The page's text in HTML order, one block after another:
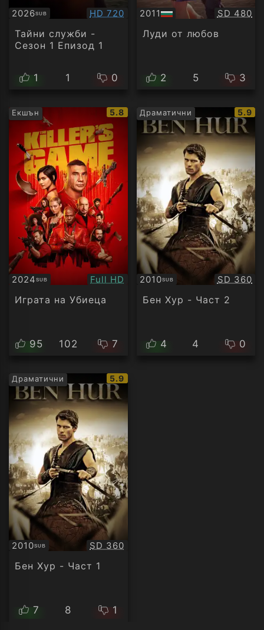
2026SUB
Субтитри Качество:
HD 720
Тайни служби -
Сезон 1 Епизод 1
1 1 0
2011
БГ
аудио
SD 480
Луди от любов
2 5 3
Екшън
IMDb
рейтинг:
5.8
2024SUB
Субтитри Качество:
Full HD
Играта на Убиеца
95 102 7
Драматични
IMDb
5.9
2010SUB
Субтитри SD 360
Бен Хур - Част 2
4 4 0
Драматични
IMDb
рейтинг:
5.9
2010SUB
Субтитри Качество:
SD 360
Бен Хур - Част 1
7 8 1